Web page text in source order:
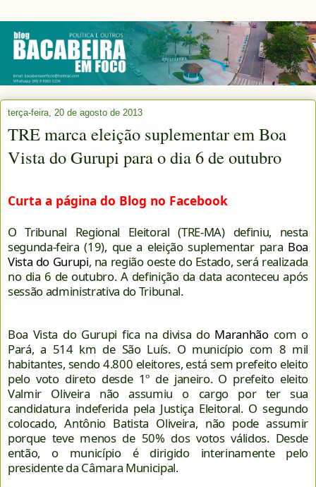
terça-feira, 20 de agosto de 2013
TRE marca eleição suplementar em Boa
Vista do Gurupi para o dia 6 de outubro
Curta a página do Blog no Facebook
O Tribunal Regional Eleitoral (TRE-MA) definiu, nesta
segunda-feira (19), que a eleição suplementar para Boa
Vista do Gurupi, na região oeste do Estado, será realizada
no dia 6 de outubro. A definição da data aconteceu após
sessão administrativa do Tribunal.
Boa Vista do Gurupi fica na divisa do Maranhãocom o
Pará, a 514 km de São Luís. O município com 8 mil
habitantes, sendo 4.800 eleitores, está sem prefeito eleito
pelo voto direto desde 1º de janeiro. O prefeito eleito
Valmir Oliveira não assumiu o cargo por ter sua
candidatura indeferida pela Justiça Eleitoral. O segundo
colocado, Antônio Batista Oliveira, não pode assumir
porque teve menos de 50% dos votos válidos. Desde
então, o município é dirigido interinamente pelo
presidente da Câmara Municipal.